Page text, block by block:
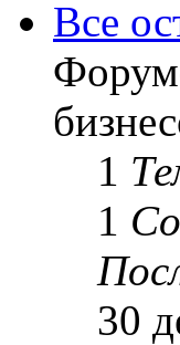
Все
1
1
30